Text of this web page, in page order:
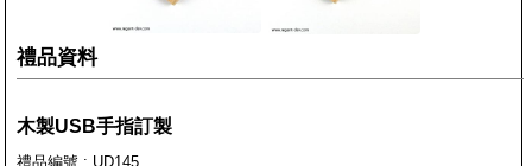
禮品資料
木製USB手指訂製
禮品編號 : UD145